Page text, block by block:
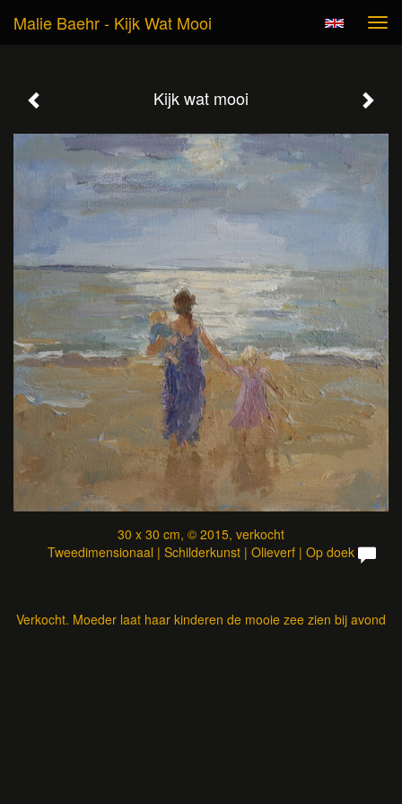
Malie Baehr - Kijk Wat Mooi
Kijk wat mooi
30 x 30 cm, © 2015, verkocht
Tweedimensionaal | Schilderkunst | Olieverf | Op doek
Verkocht. Moeder laat haar kinderen de mooie zee zien bij avond